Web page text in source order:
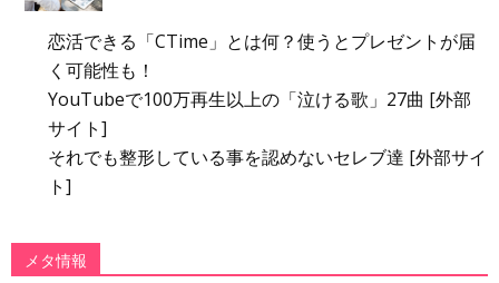
恋活できる「CTime」とは何？使うとプレゼントが届
く可能性も！
YouTubeで100万再生以上の「泣ける歌」27曲 [外部
サイト]
それでも整形している事を認めないセレブ達 [外部サイ
ト]
メタ情報